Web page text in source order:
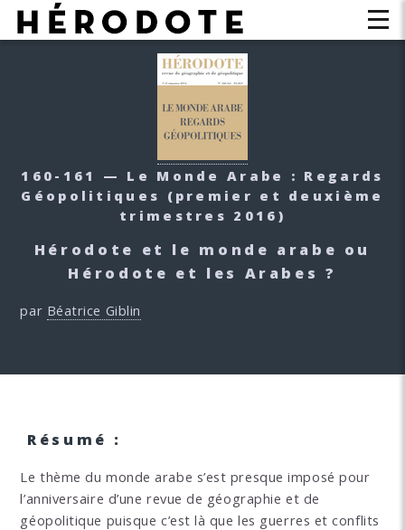
160-161 — Le Monde Arabe : Regards
Géopolitiques (premier et deuxième
trimestres 2016)
Hérodote et le monde arabe ou
Hérodote et les Arabes ?
par Béatrice Giblin
Résumé :
Le thème du monde arabe s’est presque imposé pour
l’anniversaire d’une revue de géographie et de
géopolitique puisque c’est là que les guerres et conflits